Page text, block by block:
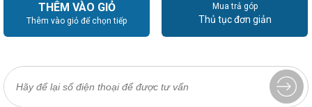
THÊM VÀO GIỎ
Thêm vào giỏ để chọn tiếp
Mua trả góp
Thủ tục đơn giản